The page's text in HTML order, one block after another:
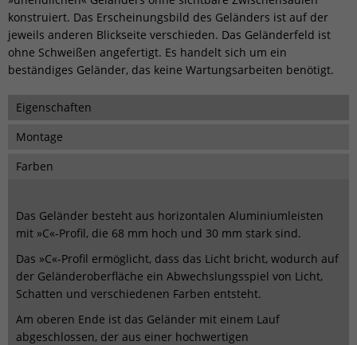
konstruiert. Das Erscheinungsbild des Geländers ist auf der
jeweils anderen Blickseite verschieden. Das Geländerfeld ist
ohne Schweißen angefertigt. Es handelt sich um ein
beständiges Geländer, das keine Wartungsarbeiten benötigt.
Eigenschaften
Montage
Farben
Das Geländer besteht aus horizontalen Aluminiumleisten
mit »C«-Profil, die 68 mm hoch und 30 mm stark sind.
Das »C«-Profil ermöglicht, dass das Licht bricht, wodurch auf
der Geländeroberfläche ein Abwechslungsspiel von Licht,
Schatten und verschiedenen Farben entsteht.
Am oberen Ende ist das Geländer mit einem Lauf
abgeschlossen, der aus einer hochwertigen